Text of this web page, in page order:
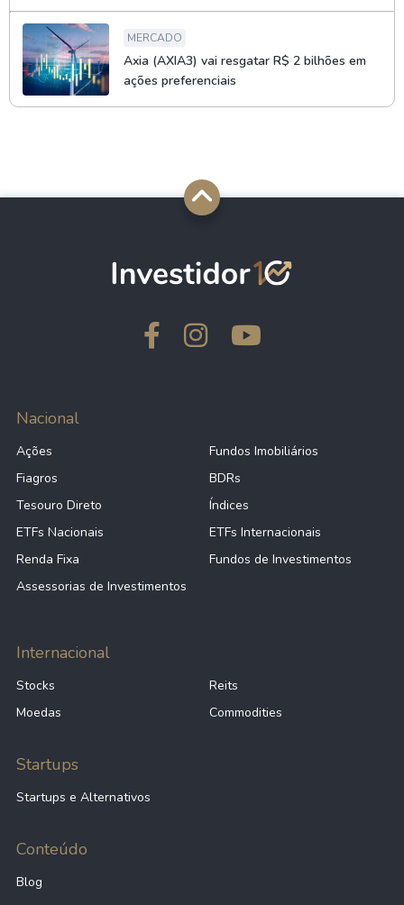
MERCADO
Axia (AXIA3) vai resgatar R$ 2 bilhões em
ações preferenciais
Nacional
Ações
Fundos Imobiliários
Fiagros
BDRs
Tesouro Direto
Índices
ETFs Nacionais
ETFs Internacionais
Renda Fixa
Fundos de Investimentos
Assessorias de Investimentos
Internacional
Stocks
Reits
Moedas
Commodities
Startups
Startups e Alternativos
Conteúdo
Blog